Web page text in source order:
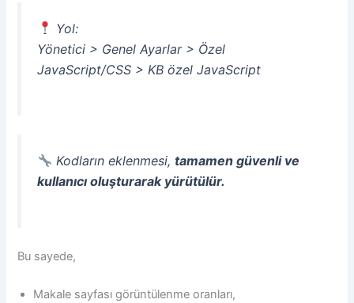
Yol:
Yönetici > Genel Ayarlar > Özel
JavaScript/CSS > KB özel JavaScript
Kodların eklenmesi, tamamen güvenli ve
kullanıcı oluşturarak yürütülür.
Bu sayede,
Makale sayfası görüntülenme oranları,